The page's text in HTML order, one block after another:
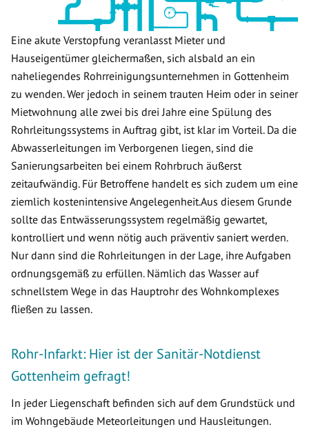
Eine akute Verstopfung veranlasst Mieter und
Hauseigentümer gleichermaßen, sich alsbald an ein
naheliegendes Rohrreinigungsunternehmen in Gottenheim
zu wenden. Wer jedoch in seinem trauten Heim oder in seiner
Mietwohnung alle zwei bis drei Jahre eine Spülung des
Rohrleitungssystems in Auftrag gibt, ist klar im Vorteil. Da die
Abwasserleitungen im Verborgenen liegen, sind die
Sanierungsarbeiten bei einem Rohrbruch äußerst
zeitaufwändig. Für Betroffene handelt es sich zudem um eine
ziemlich kostenintensive Angelegenheit.Aus diesem Grunde
sollte das Entwässerungssystem regelmäßig gewartet,
kontrolliert und wenn nötig auch präventiv saniert werden.
Nur dann sind die Rohrleitungen in der Lage, ihre Aufgaben
ordnungsgemäß zu erfüllen. Nämlich das Wasser auf
schnellstem Wege in das Hauptrohr des Wohnkomplexes
fließen zu lassen.
Rohr-Infarkt: Hier ist der Sanitär-Notdienst
Gottenheim gefragt!
In jeder Liegenschaft befinden sich auf dem Grundstück und
im Wohngebäude Meteorleitungen und Hausleitungen.